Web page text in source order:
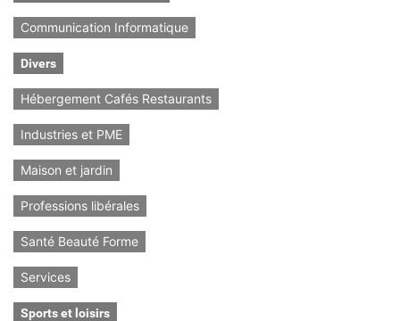
Communication Informatique
Divers
Hébergement Cafés Restaurants
Industries et PME
Maison et jardin
Professions libérales
Santé Beauté Forme
Services
Sports et loisirs